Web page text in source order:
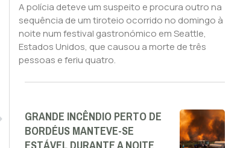
A polícia deteve um suspeito e procura outro na
sequência de um tiroteio ocorrido no domingo à
noite num festival gastronómico em Seattle,
Estados Unidos, que causou a morte de três
pessoas e feriu quatro.
GRANDE INCÊNDIO PERTO DE
BORDÉUS MANTEVE-SE